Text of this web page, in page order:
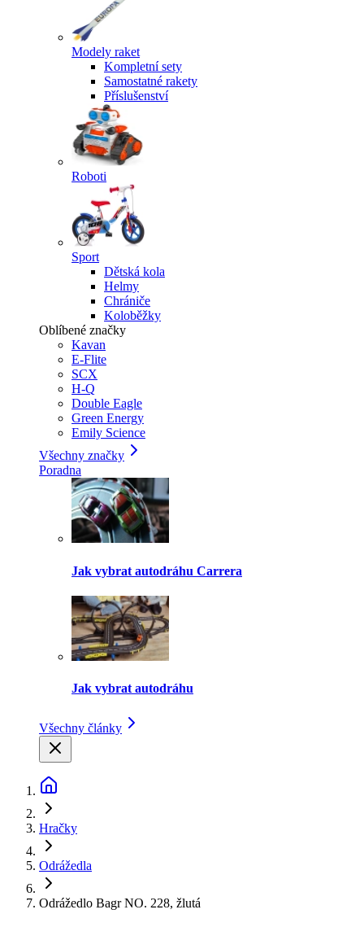
Modely raket
Kompletní sety
Samostatné rakety
Příslušenství
Roboti
Sport
Dětská kola
Helmy
Chrániče
Koloběžky
Oblíbené značky
Kavan
E-Flite
SCX
H-Q
Double Eagle
Green Energy
Emily Science
Všechny značky
Poradna
Jak vybrat autodráhu Carrera
Jak vybrat autodráhu
Všechny články
Hračky
Odrážedla
Odrážedlo Bagr NO. 228, žlutá